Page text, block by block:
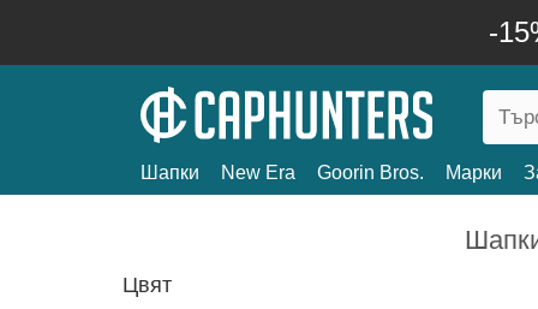
-
Шапки New Era Goorin Bros. Марки
Цвят